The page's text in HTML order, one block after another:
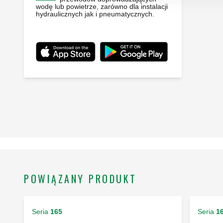
wodę lub powietrze, zarówno dla instalacji
hydraulicznych jak i pneumatycznych.
POWIĄZANY PRODUKT
Seria 165 Seria